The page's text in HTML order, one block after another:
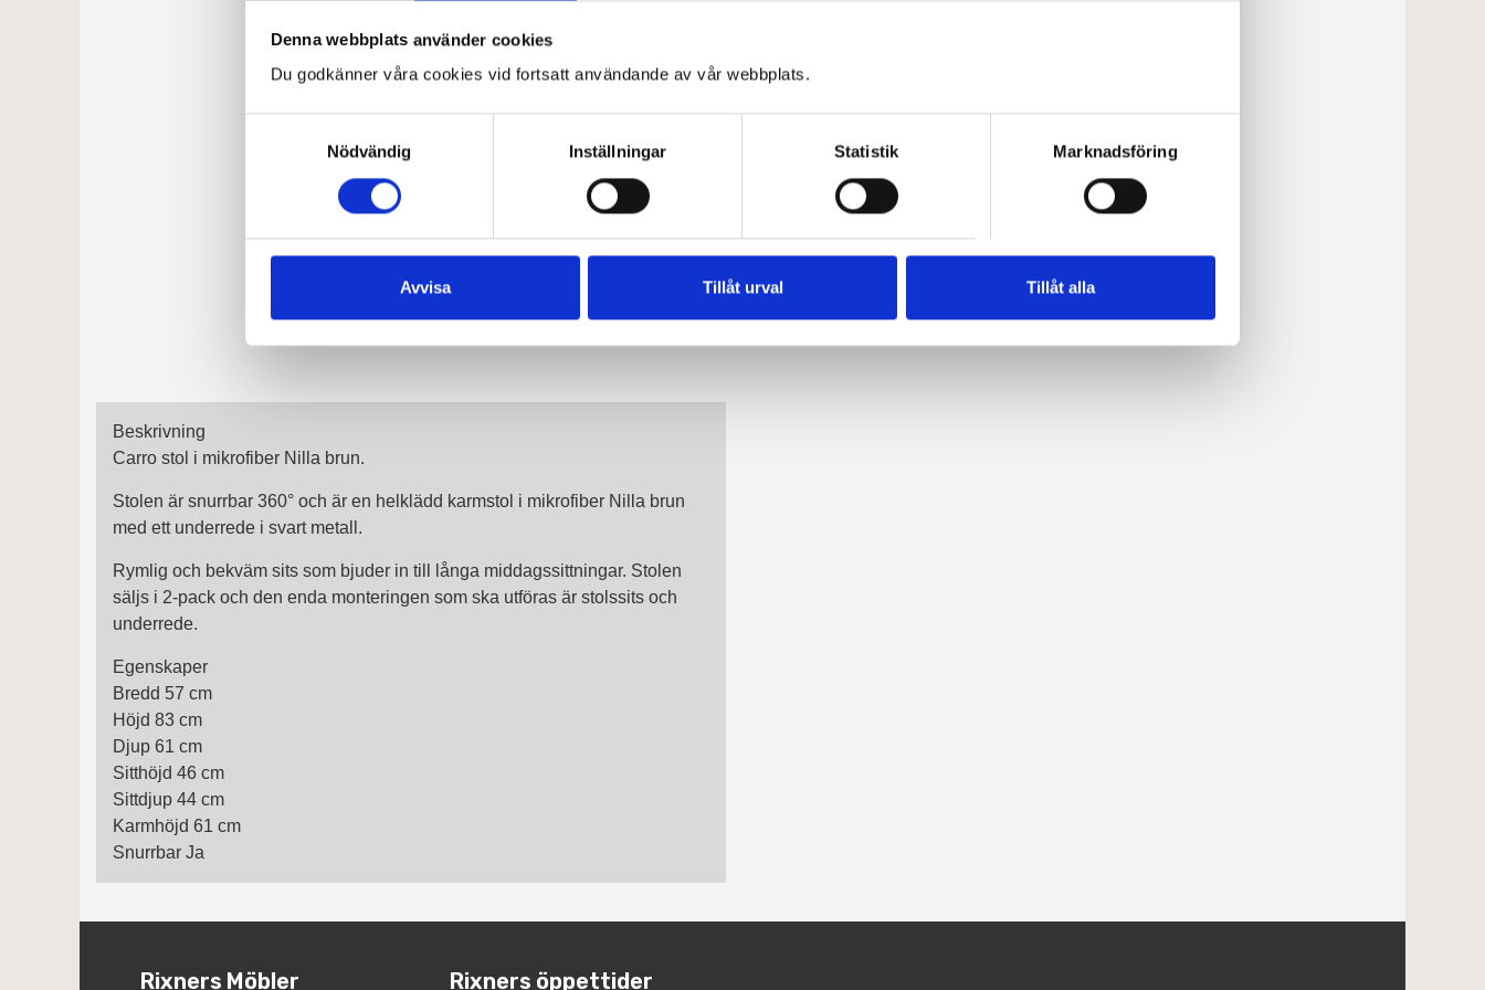
Denna webbplats använder cookies
Du godkänner våra cookies vid fortsatt användande av vår webbplats.
Nödvändig
Inställningar Statistik Marknadsföring
Avvisa Tillåt urval Tillåt alla
Beskrivning
Carro stol i mikrofiber Nilla brun.
Stolen är snurrbar 360° och är en helklädd karmstol i mikrofiber Nilla brun
med ett underrede i svart metall.
Rymlig och bekväm sits som bjuder in till långa middagssittningar. Stolen
säljs i 2-pack och den enda monteringen som ska utföras är stolssits och
underrede.
Egenskaper
Bredd 57 cm
Höjd 83 cm
Djup 61 cm
Sitthöjd 46 cm
Sittdjup 44 cm
Karmhöjd 61 cm
Snurrbar Ja
Rixners Möbler Rixners öppettider